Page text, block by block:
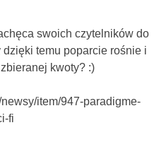
swoich czytelników do
temu poparcie rośnie i
kwoty? :)
item/947-paradigme-
fi